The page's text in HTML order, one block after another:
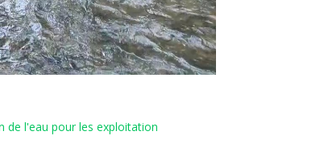
de l'eau pour les exploitation